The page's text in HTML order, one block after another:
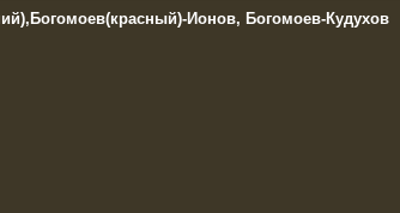
Ионов, Богомоев-Кудухов